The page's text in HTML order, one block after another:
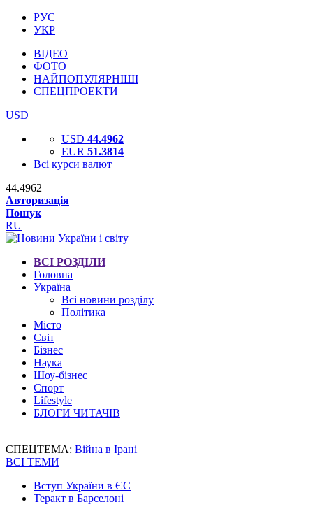
РУС
УКР
ВІДЕО
ФОТО
НАЙПОПУЛЯРНІШІ
СПЕЦПРОЕКТИ
USD
USD 44.4962
EUR 51.3814
Всі курси валют
44.4962
Авторизація
Пошук
RU
ВСІ РОЗДІЛИ
Головна
Україна
Всі новини розділу
Політика
Місто
Світ
Бізнес
Наука
Шоу-бізнес
Спорт
Lifestyle
БЛОГИ ЧИТАЧІВ
СПЕЦТЕМА: Війна в Ірані
ВСІ ТЕМИ
Вступ України в ЄС
Теракт в Барселоні